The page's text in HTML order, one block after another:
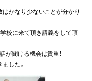
はかなり少ないことが分かり
校に来て頂き講義をして頂
が聞ける機会は貴重！
した。